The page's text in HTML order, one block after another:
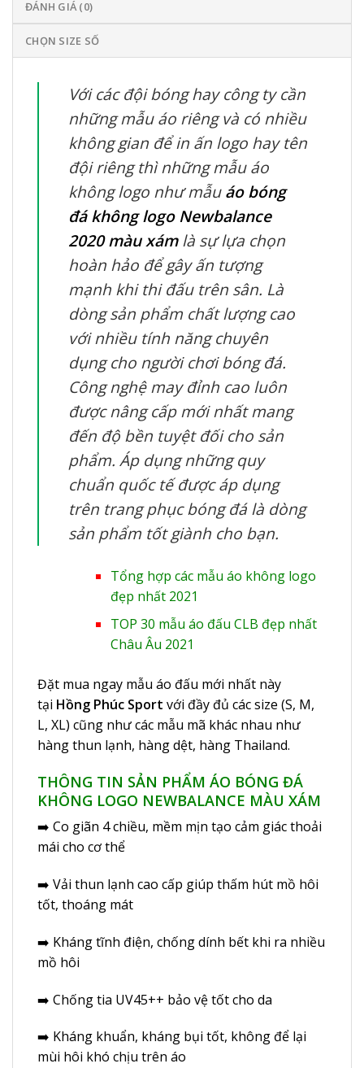
ĐÁNH GIÁ (0)
CHỌN SIZE SỐ
Với các đội bóng hay công ty cần
những mẫu áo riêng và có nhiều
không gian để in ấn logo hay tên
đội riêng thì những mẫu áo
không logo như mẫuáo bóng
đá không logo Newbalance
2020 màu xámlà sự lựa chọn
hoàn hảo để gây ấn tượng
mạnh khi thi đấu trên sân. Là
dòng sản phẩm chất lượng cao
với nhiều tính năng chuyên
dụng cho người chơi bóng đá.
Công nghệ may đỉnh cao luôn
được nâng cấp mới nhất mang
đến độ bền tuyệt đối cho sản
phẩm. Áp dụng những quy
chuẩn quốc tế được áp dụng
trên trang phục bóng đá là dòng
sản phẩm tốt giành cho bạn.
Tổng hợp các mẫu áo không logo
đẹp nhất 2021
TOP 30 mẫu áo đấu CLB đẹp nhất
Châu Âu 2021
Đặt mua ngay mẫu áo đấu mới nhất này
tại Hồng Phúc Sport với đầy đủ các size (S, M,
L, XL) cũng như các mẫu mã khác nhau như
hàng thun lạnh, hàng dệt, hàng Thailand.
THÔNG TIN SẢN PHẨM ÁO BÓNG ĐÁ
KHÔNG LOGO NEWBALANCE MÀU XÁM
➡️ Co giãn 4 chiều, mềm mịn tạo cảm giác thoải
mái cho cơ thể
➡️ Vải thun lạnh cao cấp giúp thấm hút mồ hôi
tốt, thoáng mát
➡️ Kháng tĩnh điện, chống dính bết khi ra nhiều
mồ hôi
➡️ Chống tia UV45++ bảo vệ tốt cho da
➡️ Kháng khuẩn, kháng bụi tốt, không để lại
mùi hôi khó chịu trên áo